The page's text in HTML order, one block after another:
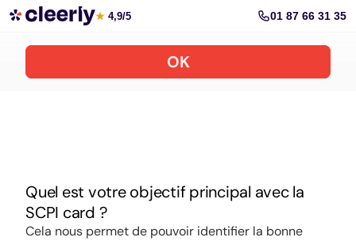
Souscrire aux meilleures SCPI en ligne
★ 4,9/5 01 87 66 31 35